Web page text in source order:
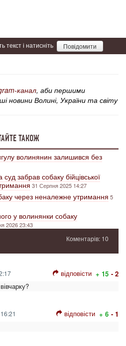
текст і натисніть Повідомити
канал, аби першими
новини Волині, України та світу
ТАКОЖ
волинянин залишився без
забрав собаку бійцівської
31 Серпня 2025 14:27
через неналежне утримання 5
у волинянки собаку
2026 23:43
Коментарів: 10
відповісти + 15 - 2
відповісти + 6 - 1